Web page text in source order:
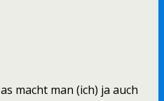
macht man (ich) ja auch